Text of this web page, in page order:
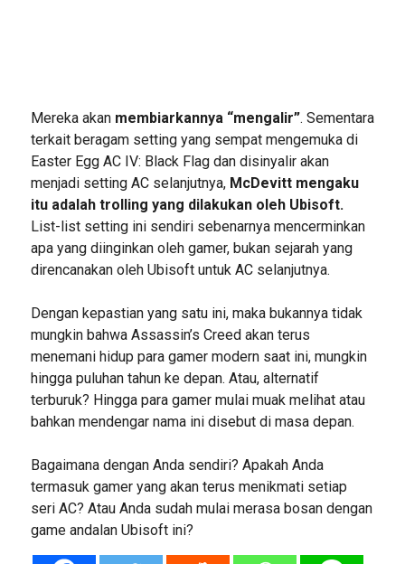
Mereka akanmembiarkannya “mengalir”. Sementara
terkait beragam setting yang sempat mengemuka di
Easter Egg AC IV: Black Flag dan disinyalir akan
menjadi setting AC selanjutnya,McDevitt mengaku
itu adalah trolling yang dilakukan oleh Ubisoft.
List-list setting ini sendiri sebenarnya mencerminkan
apa yang diinginkan oleh gamer, bukan sejarah yang
direncanakan oleh Ubisoft untuk AC selanjutnya.
Dengan kepastian yang satu ini, maka bukannya tidak
mungkin bahwa Assassin’s Creed akan terus
menemani hidup para gamer modern saat ini, mungkin
hingga puluhan tahun ke depan. Atau, alternatif
terburuk? Hingga para gamer mulai muak melihat atau
bahkan mendengar nama ini disebut di masa depan.
Bagaimana dengan Anda sendiri? Apakah Anda
termasuk gamer yang akan terus menikmati setiap
seri AC? Atau Anda sudah mulai merasa bosan dengan
game andalan Ubisoft ini?